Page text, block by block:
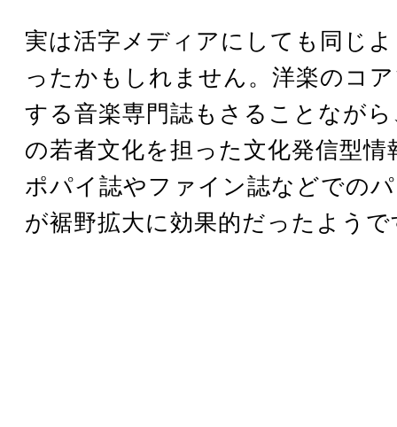
実は活字メディアにしても同じ
ったかもしれません。洋楽のコ
する音楽専門誌もさることなが
の若者文化を担った文化発信型情
ポパイ誌やファイン誌などでの
が裾野拡大に効果的だったようで